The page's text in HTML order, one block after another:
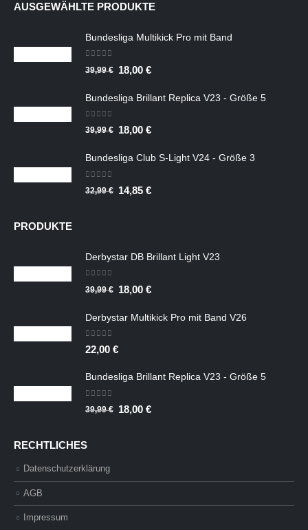
AUSGEWÄHLTE PRODUKTE
Bundesliga Multikick Pro mit Band
out of 5
39,99€ Ursprünglicher
war:
18,00 €Aktueller
ist:
Bundesliga Brillant Replica V23 - Größe 5
0out of 5
39,99€ Ursprünglicher
war:
18,00 €Aktueller
ist:
Bundesliga Club S-Light V24 - Größe 3
out of 5
32,99€ Ursprünglicher
14,85 €Aktueller
PRODUKTE
Derbystar DB Brillant Light V23
out of 5
39,99€ Ursprünglicher
war:
18,00 €Aktueller
ist:
Derbystar Multikick Pro mit Band V26
0out of 5
22,00 €
Bundesliga Brillant Replica V23 - Größe 5
out of 5
39,99€ Ursprünglicher
18,00 €Aktueller
RECHTLICHES
Datenschutzerklärung
AGB
Impressum